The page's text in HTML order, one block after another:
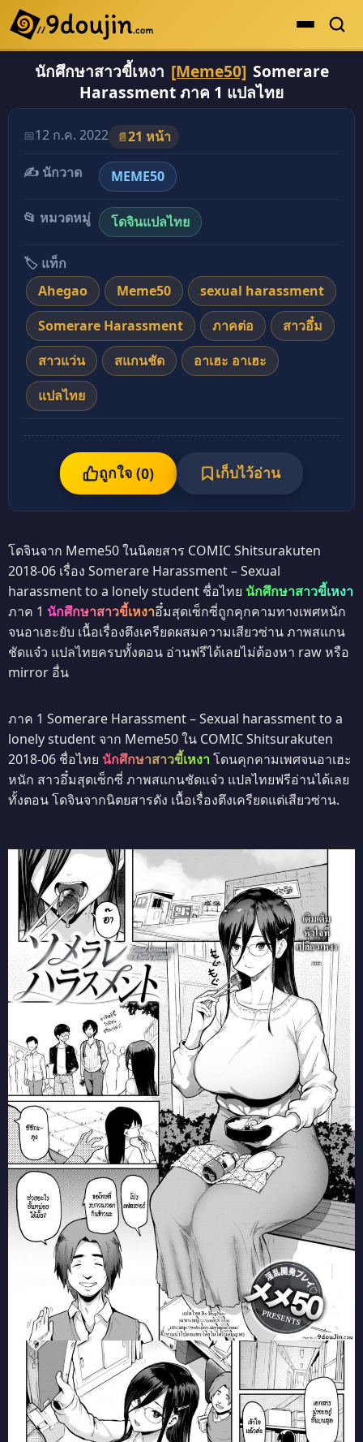
ดูเยอะสุด
คะแนนเยอะสุด
โดจินรูปสี
ระดับตำนาน
ยอดนิยม
เรื่องที่เก็บไว้
นักศึกษาสาวขี้เหงา [Meme50] Somerare
Harassment ภาค 1 แปลไทย
📅12 ก.ค. 2022 📄21 หน้า
✍️ นักวาด
MEME50
📂 หมวดหมู่ โดจินแปลไทย
🏷️ แท็ก
Ahegao
Meme50
sexual harassment
Somerare Harassment
ภาคต่อ
สาวอึ๋ม
สาวแว่น
สแกนชัด
อาเฮะ อาเฮะ
แปลไทย
ถูกใจ (0) เก็บไว้อ่าน
โดจินจาก Meme50 ในนิตยสาร COMIC Shitsurakuten
2018-06 เรื่อง Somerare Harassment – Sexual
harassment to a lonely student ชื่อไทย นักศึกษาสาวขี้เหงา
ภาค 1 นักศึกษาสาวขี้เหงาอึ๋มสุดเซ็กซี่ถูกคุกคามทางเพศหนัก
จนอาเฮะยับ เนื้อเรื่องตึงเครียดผสมความเสียวซ่าน ภาพสแกน
ชัดแจ๋ว แปลไทยครบทั้งตอน อ่านฟรีได้เลยไม่ต้องหา raw หรือ
mirror อื่น
ภาค 1 Somerare Harassment – Sexual harassment to a
lonely student จาก Meme50 ใน COMIC Shitsurakuten
2018-06 ชื่อไทย นักศึกษาสาวขี้เหงาโดนคุกคามเพศจนอาเฮะ
หนัก สาวอึ๋มสุดเซ็กซี่ ภาพสแกนชัดแจ๋ว แปลไทยฟรีอ่านได้เลย
ทั้งตอน โดจินจากนิตยสารดัง เนื้อเรื่องตึงเครียดแต่เสียวซ่าน.